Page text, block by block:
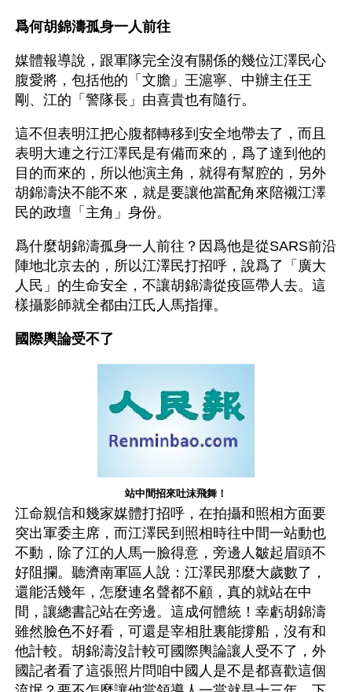
爲何胡錦濤孤身一人前往
媒體報導說，跟軍隊完全沒有關係的幾位江澤民心
腹愛將，包括他的「文膽」王滬寧、中辦主任王
剛、江的「警隊長」由喜貴也有隨行。
這不但表明江把心腹都轉移到安全地帶去了，而且
表明大連之行江澤民是有備而來的，爲了達到他的
目的而來的，所以他演主角，就得有幫腔的，另外
胡錦濤決不能不來，就是要讓他當配角來陪襯江澤
民的政壇「主角」身份。
爲什麼胡錦濤孤身一人前往？因爲他是從SARS前沿
陣地北京去的，所以江澤民打招呼，說爲了「廣大
人民」的生命安全，不讓胡錦濤從疫區帶人去。這
樣攝影師就全都由江氏人馬指揮。
國際輿論受不了
站中間招來吐沫飛舞！
江命親信和幾家媒體打招呼，在拍攝和照相方面要
突出軍委主席，而江澤民到照相時往中間一站動也
不動，除了江的人馬一臉得意，旁邊人皺起眉頭不
好阻攔。聽濟南軍區人說：江澤民那麼大歲數了，
還能活幾年，怎麼連名聲都不顧，真的就站在中
間，讓總書記站在旁邊。這成何體統！幸虧胡錦濤
雖然臉色不好看，可還是宰相肚裏能撐船，沒有和
他計較。胡錦濤沒計較可國際輿論讓人受不了，外
國記者看了這張照片問咱中國人是不是都喜歡這個